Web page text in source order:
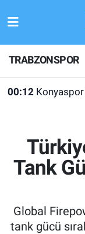
TRABZONSPOR
00:12 Konyaspor
Tank
Global
tank gücü
TRABZON
KULİS
FUTBOL
Hava
Trafik
Son Dakika